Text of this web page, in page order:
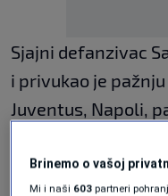
Sjajni defanzivac
i privukao je
Juventus, Napoli,
informacijama,
Brinemo o vašoj
Mi i naši 603 partneri